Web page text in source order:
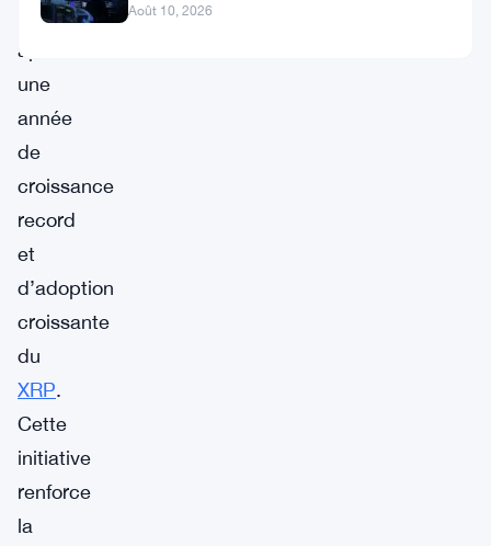
dollars
après
une
année
de
croissance
record
et
d’adoption
croissante
du
XRP.
Cette
initiative
renforce
la
Août 10, 2026